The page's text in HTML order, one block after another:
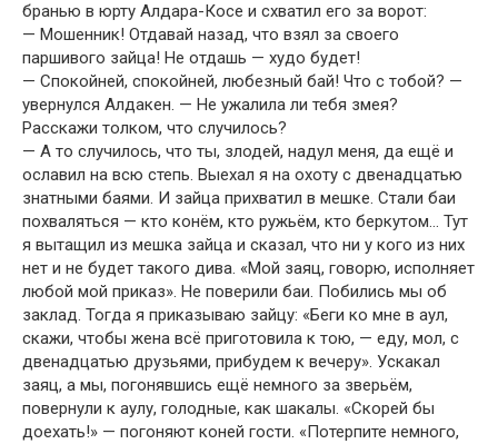
бранью в юрту Алдара-Косе и схватил его за ворот:
— Мошенник! Отдавай назад, что взял за своего
паршивого зайца! Не отдашь — худо будет!
— Спокойней, спокойней, любезный бай! Что с тобой? —
увернулся Алдакен. — Не ужалила ли тебя змея?
Расскажи толком, что случилось?
— А то случилось, что ты, злодей, надул меня, да ещё и
ославил на всю степь. Выехал я на охоту с двенадцатью
знатными баями. И зайца прихватил в мешке. Стали баи
похваляться — кто конём, кто ружьём, кто беркутом… Тут
я вытащил из мешка зайца и сказал, что ни у кого из них
нет и не будет такого дива. «Мой заяц, говорю, исполняет
любой мой приказ». Не поверили баи. Побились мы об
заклад. Тогда я приказываю зайцу: «Беги ко мне в аул,
скажи, чтобы жена всё приготовила к тою, — еду, мол, с
двенадцатью друзьями, прибудем к вечеру». Ускакал
заяц, а мы, погонявшись ещё немного за зверьём,
повернули к аулу, голодные, как шакалы. «Скорей бы
доехать!» — погоняют коней гости. «Потерпите немного,